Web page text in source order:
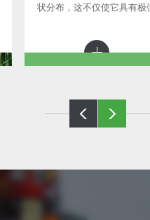
状分布，这不仅使它具有极
很强的缚土保水能力。 马蔺
直立生长的叶片可有效地减
草地或沟边。性喜强光和干